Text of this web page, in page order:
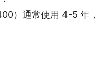
）通常使用 4-5 年，